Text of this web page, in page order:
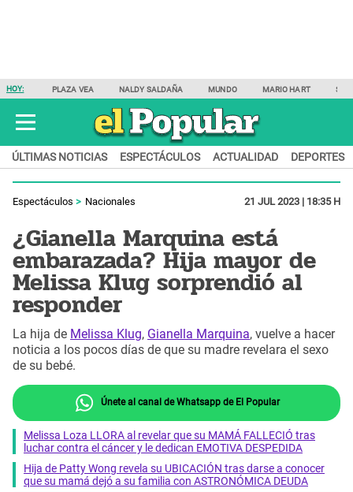
HOY: PLAZA VEA NALDY SALDAÑA MUNDO MARIO HART
ÚLTIMAS NOTICIAS ESPECTÁCULOS ACTUALIDAD DEPORTES
Espectáculos Nacionales 21 JUL 2023 | 18:35 H
¿Gianella Marquina está
embarazada? Hija mayor de
Melissa Klug sorprendió al
responder
La hija de Melissa Klug, Gianella Marquina, vuelve a hacer
noticia a los pocos días de que su madre revelara el sexo
de su bebé.
Únete al canal de Whatsapp de El Popular
Melissa Loza LLORA al revelar que su MAMÁ FALLECIÓ tras
luchar contra el cáncer y le dedican EMOTIVA DESPEDIDA
Hija de Patty Wong revela su UBICACIÓN tras darse a conocer
que su mamá dejó a su familia con ASTRONÓMICA DEUDA